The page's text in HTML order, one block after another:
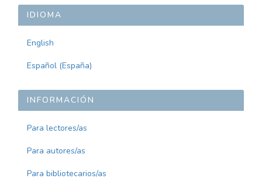
ARTÍCULO
IDIOMA
English
Español (España)
INFORMACIÓN
Para lectores/as
Para autores/as
Para bibliotecarios/as